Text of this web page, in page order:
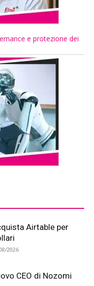
e protezione dei
Airtable per
2026
CEO di Nozomi